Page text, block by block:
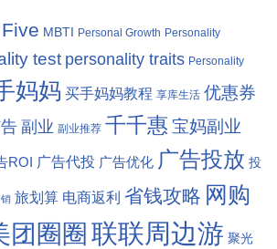
MBTI Personal Growth Personality
test personality traits Personality
妈妈 买手妈妈教程 享库生活 优惠券
副业 副业推荐 千千惠 宝妈副业
ROI 广告代投 广告优化 广告投放 投
旅划算 电商返利 省钱攻略 网购
团圈圈 联联周边游 聚光